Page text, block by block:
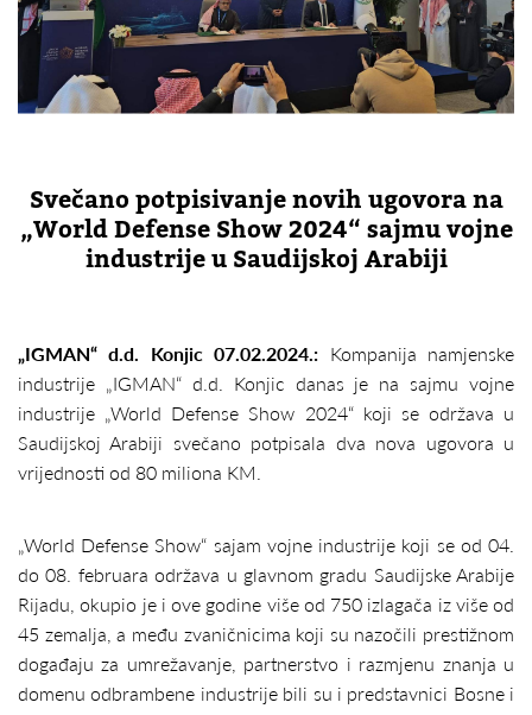
Svečano potpisivanje novih ugovora na
„World Defense Show 2024“ sajmu vojne
industrije u Saudijskoj Arabiji
„IGMAN“ d.d. Konjic 07.02.2024.: Kompanija namjenske
industrije „IGMAN“ d.d. Konjic danas je na sajmu vojne
industrije „World Defense Show 2024“ koji se održava u
Saudijskoj Arabiji svečano potpisala dva nova ugovora u
vrijednosti od 80 miliona KM.
„World Defense Show“ sajam vojne industrije koji se od 04.
do 08. februara održava u glavnom gradu Saudijske Arabije
Rijadu, okupio je i ove godine više od 750 izlagača iz više od
45 zemalja, a među zvaničnicima koji su nazočili prestižnom
događaju za umrežavanje, partnerstvo i razmjenu znanja u
domenu odbrambene industrije bili su i predstavnici Bosne i